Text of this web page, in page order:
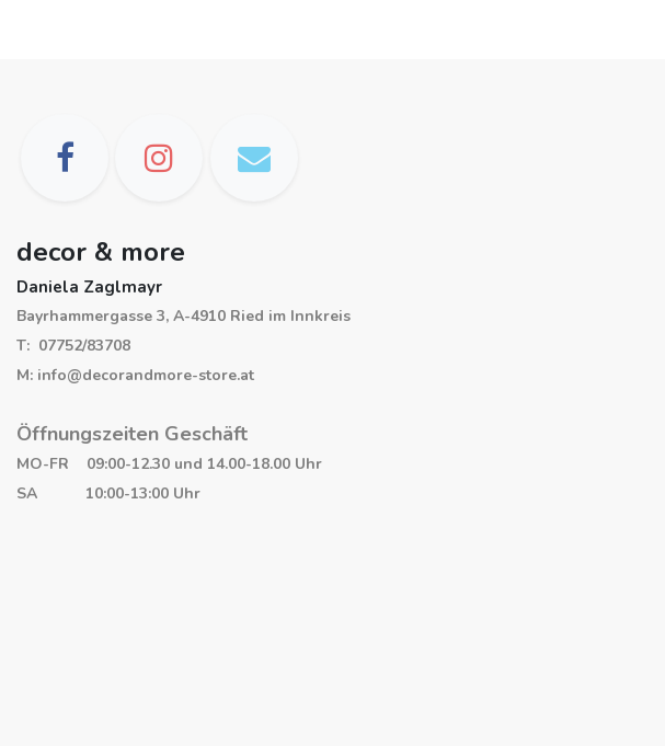
decor & more
Daniela Zaglmayr
Bayrhammergasse 3, A-4910 Ried im Innkreis
T: 07752/83708
M: info@decorandmore-store.at
Öffnungszeiten Geschäft
MO-FR 09:00-12.30 und 14.00-18.00 Uhr
SA 10:00-13:00 Uhr